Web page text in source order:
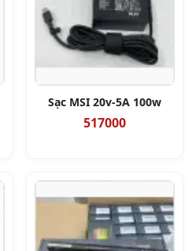
Sạc MSI 20v-5A 100w
517000